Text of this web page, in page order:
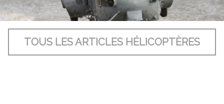
TOUS LES ARTICLES HÉLICOPTÈRES